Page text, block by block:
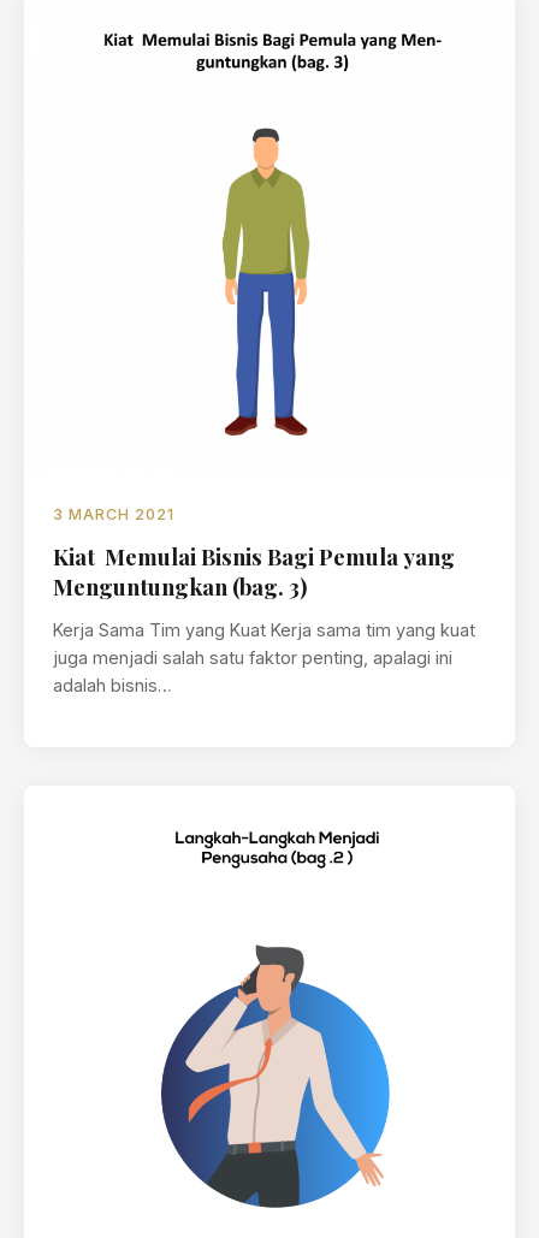
3 MARCH 2021
Kiat Memulai Bisnis Bagi Pemula yang
Menguntungkan (bag. 3)
Kerja Sama Tim yang Kuat Kerja sama tim yang kuat
juga menjadi salah satu faktor penting, apalagi ini
adalah bisnis…